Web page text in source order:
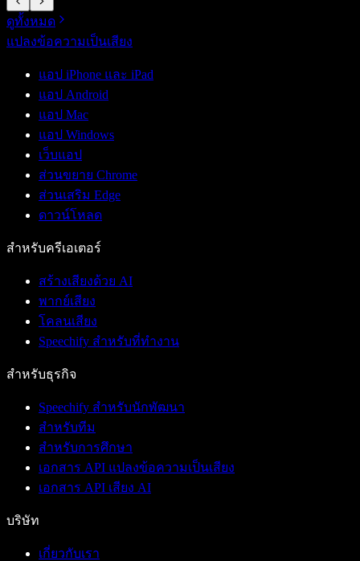
ดูทั้งหมด
แปลงข้อความเป็นเสียง
แอป iPhone และ iPad
แอป Android
แอป Mac
แอป Windows
เว็บแอป
ส่วนขยาย Chrome
ส่วนเสริม Edge
ดาวน์โหลด
สำหรับครีเอเตอร์
สร้างเสียงด้วย AI
พากย์เสียง
โคลนเสียง
Speechify สำหรับที่ทำงาน
สำหรับธุรกิจ
Speechify สำหรับนักพัฒนา
สำหรับทีม
สำหรับการศึกษา
เอกสาร API แปลงข้อความเป็นเสียง
เอกสาร API เสียง AI
บริษัท
เกี่ยวกับเรา